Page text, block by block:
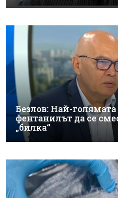
Безлов: Най-голямата
фентанилът да се
„билка“